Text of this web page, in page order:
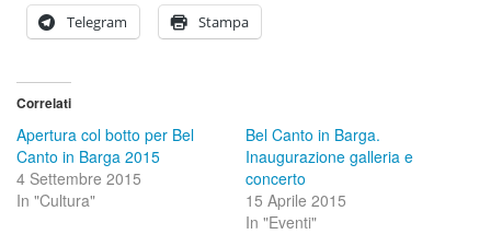
Telegram Stampa
Correlati
Apertura col botto per Bel
Canto in Barga 2015
4 Settembre 2015
In "Cultura"
Bel Canto in Barga.
Inaugurazione galleria e
concerto
15 Aprile 2015
In "Eventi"